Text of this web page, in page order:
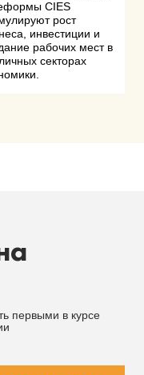
CIES
рост
инвестиции и
рабочих мест в
секторах
первыми в курсе